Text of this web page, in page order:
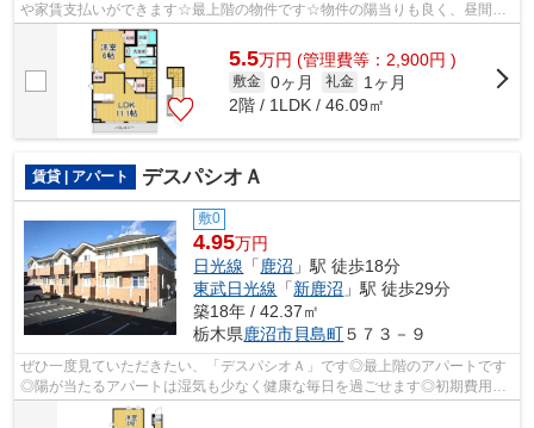
や家賃支払いができます☆最上階の物件です☆物件の陽当りも良く、昼間に
は照明要らずで経済的です☆より詳しい情...
5.5万円 (管理費等：2,900円 )
敷金 0ヶ月 礼金
1ヶ月
2階 / 1LDK / 46.09㎡
賃貸 | アパート デスパシオＡ
敷0
4.95万円
日光線 「 鹿沼 」駅 徒歩18分
東武日光線 「新鹿沼 」駅 徒歩29分
築18年 / 42.37㎡
栃木県鹿沼市貝島町５７３－９
ぜひ一度見ていただきたい、「デスパシオＡ」です◎最上階のアパートです
◎陽が当たるアパートは湿気も少なく健康な毎日を過ごせます◎初期費用や
家賃のカード決済で、月々の支払の手間を...